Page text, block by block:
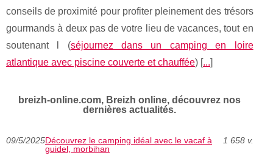
conseils de proximité pour profiter pleinement des trésors
gourmands à deux pas de votre lieu de vacances, tout en
soutenant l (séjournez dans un camping en loire
atlantique avec piscine couverte et chauffée) [...]
breizh-online.com, Breizh online, découvrez nos
dernières actualités.
09/5/2025Découvrez le camping idéal avec le vacaf à
guidel, morbihan
1 658 v.